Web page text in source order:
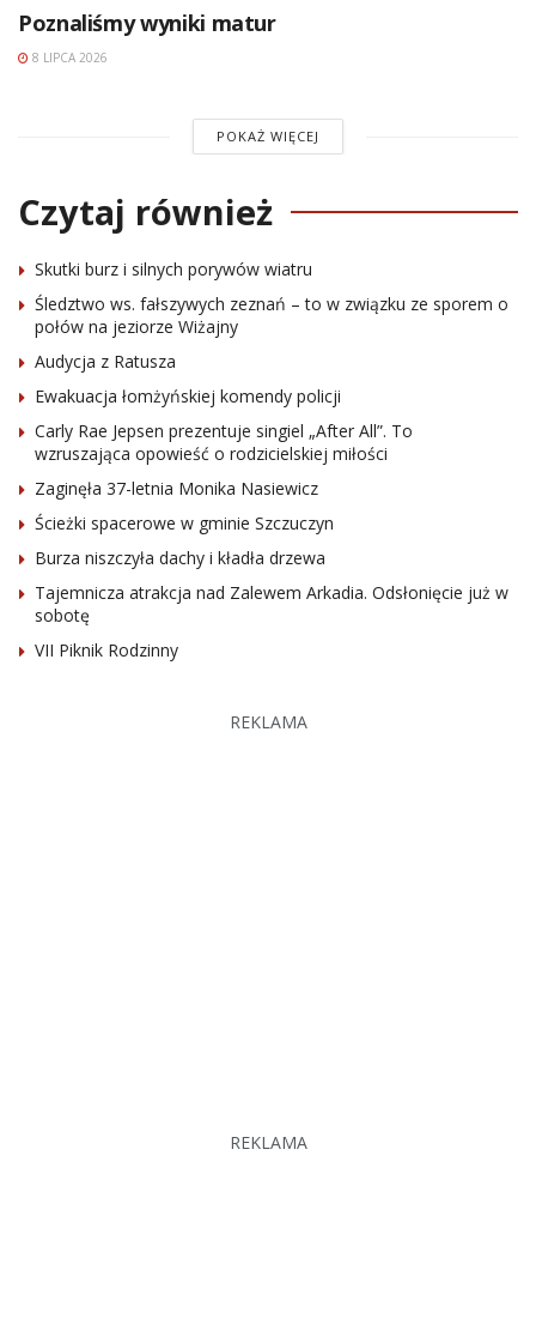
Poznaliśmy wyniki matur
8 LIPCA 2026
POKAŻ WIĘCEJ
Czytaj również
Skutki burz i silnych porywów wiatru
Śledztwo ws. fałszywych zeznań – to w związku ze sporem o
połów na jeziorze Wiżajny
Audycja z Ratusza
Ewakuacja łomżyńskiej komendy policji
Carly Rae Jepsen prezentuje singiel „After All”. To
wzruszająca opowieść o rodzicielskiej miłości
Zaginęła 37-letnia Monika Nasiewicz
Ścieżki spacerowe w gminie Szczuczyn
Burza niszczyła dachy i kładła drzewa
Tajemnicza atrakcja nad Zalewem Arkadia. Odsłonięcie już w
sobotę
VII Piknik Rodzinny
REKLAMA
REKLAMA